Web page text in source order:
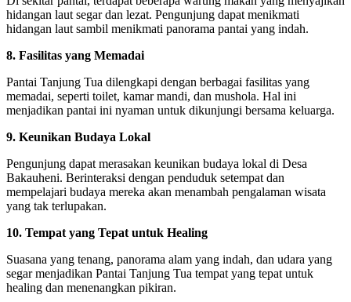
hidangan laut segar dan lezat. Pengunjung dapat menikmati
hidangan laut sambil menikmati panorama pantai yang indah.
8. Fasilitas yang Memadai
Pantai Tanjung Tua dilengkapi dengan berbagai fasilitas yang
memadai, seperti toilet, kamar mandi, dan mushola. Hal ini
menjadikan pantai ini nyaman untuk dikunjungi bersama keluarga.
9. Keunikan Budaya Lokal
Pengunjung dapat merasakan keunikan budaya lokal di Desa
Bakauheni. Berinteraksi dengan penduduk setempat dan
mempelajari budaya mereka akan menambah pengalaman wisata
yang tak terlupakan.
10. Tempat yang Tepat untuk Healing
Suasana yang tenang, panorama alam yang indah, dan udara yang
segar menjadikan Pantai Tanjung Tua tempat yang tepat untuk
healing dan menenangkan pikiran.